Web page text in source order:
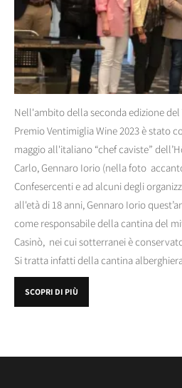
Nell'ambito della seconda edizione del
Premio Ventimiglia Wine 2023 è stato
maggio all'italiano “chef caviste”
Carlo, Gennaro Iorio (nella foto
Confesercenti e ad alcuni degli
all'età di 18 anni, Gennaro Iorio
come responsabile della cantina del
Casinò, nei cui sotterranei è
Si tratta infatti della cantina
SCOPRI DI PIÙ